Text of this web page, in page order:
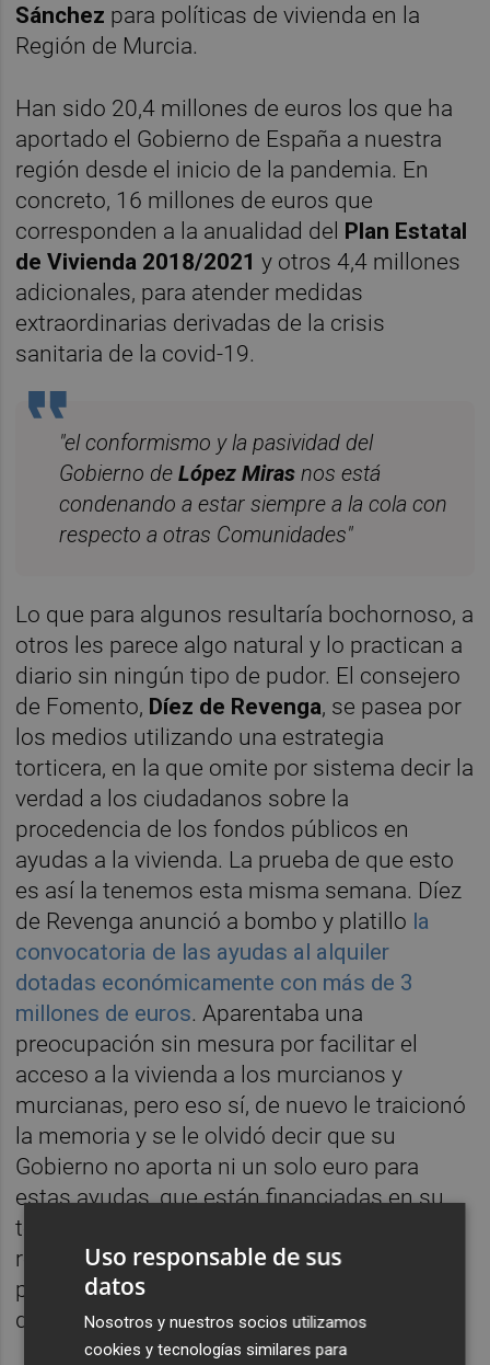
Sánchez para políticas de vivienda en la
Región de Murcia.
Han sido 20,4 millones de euros los que ha
aportado el Gobierno de España a nuestra
región desde el inicio de la pandemia. En
concreto, 16 millones de euros que
corresponden a la anualidad del Plan Estatal
de Vivienda 2018/2021 y otros 4,4 millones
adicionales, para atender medidas
extraordinarias derivadas de la crisis
sanitaria de la covid-19.
"el conformismo y la pasividad del
Gobierno deLópez Miras nos está
condenando a estar siempre a la cola con
respecto a otras Comunidades"
Lo que para algunos resultaría bochornoso, a
otros les parece algo natural y lo practican a
diario sin ningún tipo de pudor. El consejero
de Fomento, Díez de Revenga, se pasea por
los medios utilizando una estrategia
torticera, en la que omite por sistema decir la
verdad a los ciudadanos sobre la
procedencia de los fondos públicos en
ayudas a la vivienda. La prueba de que esto
es así la tenemos esta misma semana. Díez
de Revenga anunció a bombo y platillo la
convocatoria de las ayudas al alquiler
dotadas económicamente con más de 3
millones de euros. Aparentaba una
preocupación sin mesura por facilitar el
acceso a la vivienda a los murcianos y
murcianas, pero eso sí, de nuevo le traicionó
la memoria y se le olvidó decir que su
Gobierno no aporta ni un solo euro para
estas ayudas, que están financiadas en su
totalidad por el Ejecutivo Central. Así lo
recoge la propia orden de convocatoria,
publicada en el BORM el pasado viernes 13
de noviembre.
Uso responsable de sus
datos
Nosotros y nuestros socios utilizamos
cookies y tecnologías similares para